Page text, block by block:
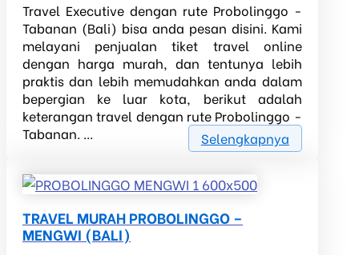
Travel Executive dengan rute Probolinggo -
Tabanan (Bali) bisa anda pesan disini. Kami
melayani penjualan tiket travel online
dengan harga murah, dan tentunya lebih
praktis dan lebih memudahkan anda dalam
bepergian ke luar kota, berikut adalah
keterangan travel dengan rute Probolinggo -
Tabanan. ...
Selengkapnya
TRAVEL MURAH PROBOLINGGO –
MENGWI (BALI)